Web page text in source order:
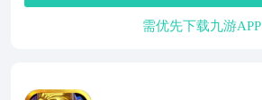
需优先下载九游APP